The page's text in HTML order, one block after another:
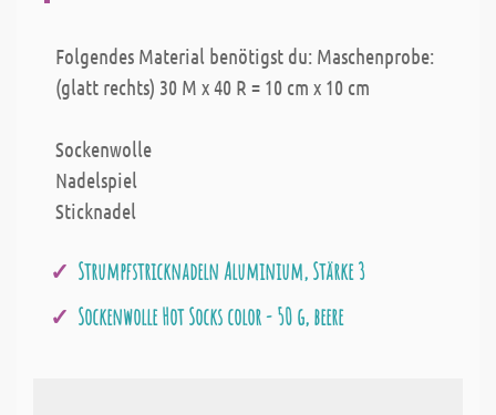
Folgendes Material benötigst du: Maschenprobe:
(glatt rechts) 30 M x 40 R = 10 cm x 10 cm
Sockenwolle
Nadelspiel
Sticknadel
Strumpfstricknadeln Aluminium, Stärke 3
Sockenwolle Hot Socks color - 50 g, beere